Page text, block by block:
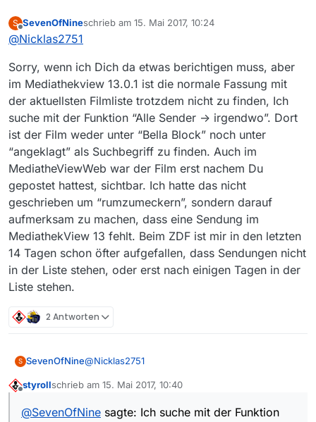
S
Offline
SevenOfNineschrieb am 15. Mai 2017, 10:24
zuletzt editiert von
@Nicklas2751
Sorry, wenn ich Dich da etwas berichtigen muss, aber
im Mediathekview 13.0.1 ist die normale Fassung mit
der aktuellsten Filmliste trotzdem nicht zu finden, Ich
suche mit der Funktion “Alle Sender -> irgendwo”. Dort
ist der Film weder unter “Bella Block” noch unter
“angeklagt” als Suchbegriff zu finden. Auch im
MediatheViewWeb war der Film erst nachem Du
gepostet hattest, sichtbar. Ich hatte das nicht
geschrieben um “rumzumeckern”, sondern darauf
aufmerksam zu machen, dass eine Sendung im
MediathekView 13 fehlt. Beim ZDF ist mir in den letzten
14 Tagen schon öfter aufgefallen, dass Sendungen nicht
in der Liste stehen, oder erst nach einigen Tagen in der
Liste stehen.
2 Antworten
S SevenOfNine@Nicklas2751
Sorry, wenn ich Dich da etwas berichtigen muss,
Fassung mit der aktuellsten Filmliste trotzdem
styrollschrieb am 15. Mai 2017, 10:40
zuletzt editiert von
@SevenOfNine sagte: Ich suche mit der Funktion